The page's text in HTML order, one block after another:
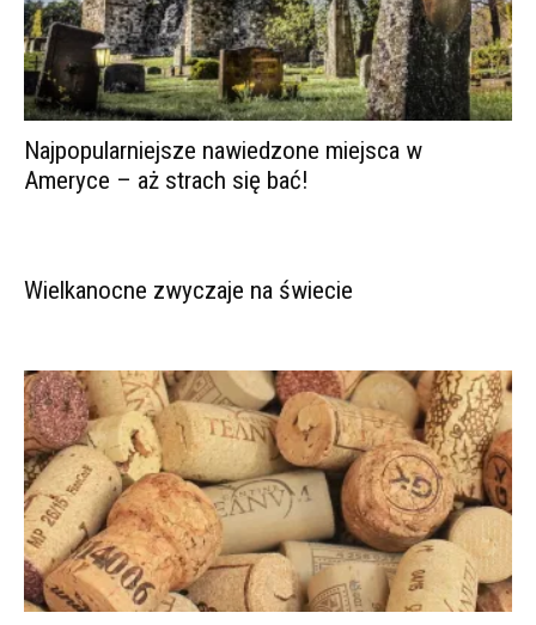
Najpopularniejsze nawiedzone miejsca w
Ameryce – aż strach się bać!
Wielkanocne zwyczaje na świecie